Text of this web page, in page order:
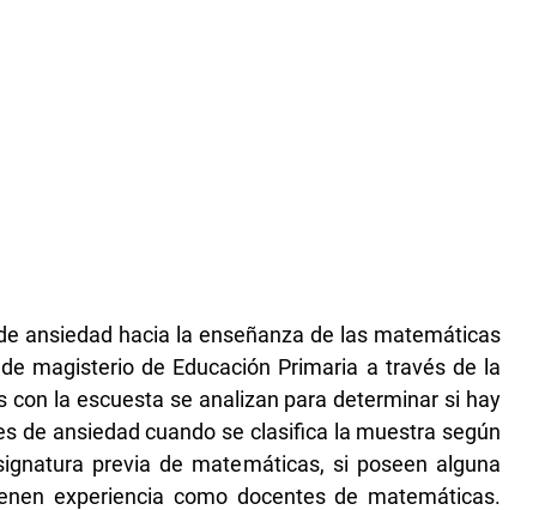
ansiedad hacia la enseñanza de las matemáticas
magisterio de Educación Primaria a través de la
con la escuesta se analizan para determinar si hay
de ansiedad cuando se clasifica la muestra según
previa de matemáticas, si poseen alguna
experiencia como docentes de matemáticas.